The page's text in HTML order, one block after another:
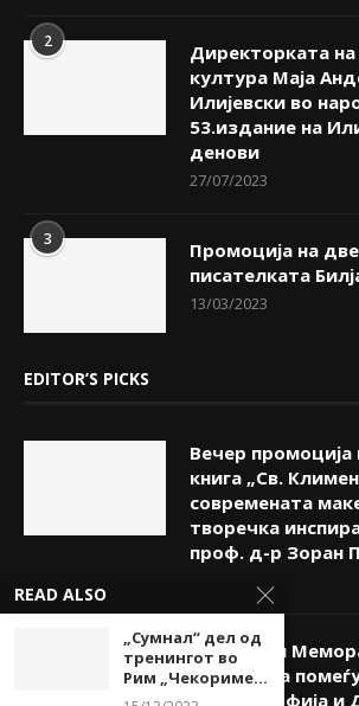
2
Директорката
култура Маја
Илијевски во
53.издание на
денови
27/07/2023
3
Промоција на
писателката
13/03/2023
EDITOR’S PICKS
Вечер промоција
книга „Св.
современата
творечка
проф. д-р Зоран
Потпишан
соработка
КИЦ во Софија и
READ ALSO
„Сумнал“ дел од
тренингот во
Рим „Чекориме...